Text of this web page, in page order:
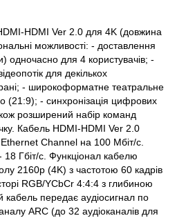
HDMI Ver 2.0 для 4K (довжина
можливості: - доставлення
одночасно для 4 користувачів; -
для декількох
- широкоформатне театральне
(21:9); - синхронізація цифрових
розширений набір команд
Кабель HDMI-HDMI Ver 2.0
Channel на 100 Мбіт/с.
18 Гбіт/с. Функціонал кабелю
2160p (4K) з частотою 60 кадрів
RGB/YCbCr 4:4:4 з глибиною
кабель передає аудіосигнал по
ARC (до 32 аудіоканалів для